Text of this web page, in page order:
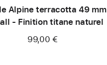
Alpine terracotta 49 mm
- Finition titane naturel
99,00 €